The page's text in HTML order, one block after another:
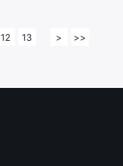
12 13 > >>